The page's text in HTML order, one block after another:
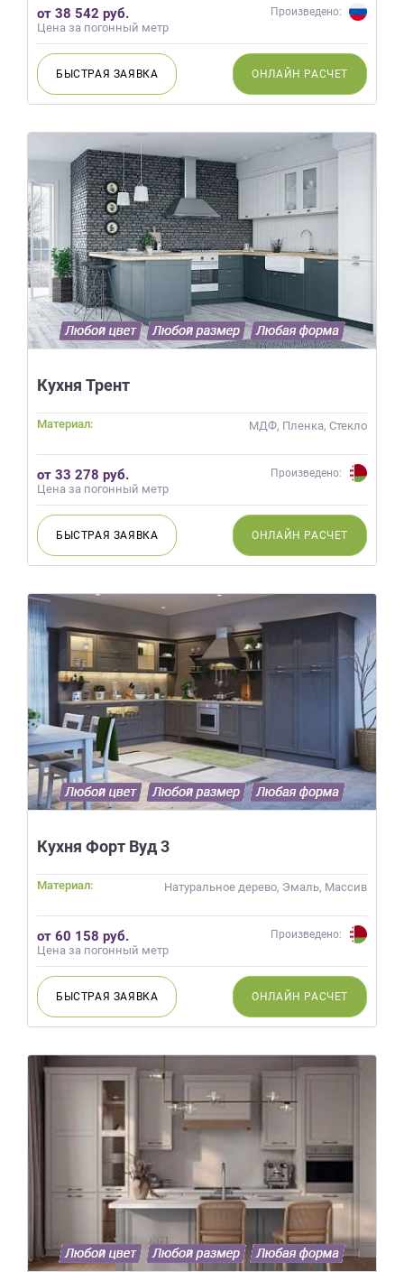
от 38 542 руб.
Цена за погонный метр
Произведено:
БЫСТРАЯ ЗАЯВКА ОНЛАЙН РАСЧЕТ
Кухня Трент
Материал: МДФ, Пленка, Стекло
от 33 278 руб.
Цена за погонный метр
Произведено:
БЫСТРАЯ ЗАЯВКА ОНЛАЙН РАСЧЕТ
Кухня Форт Вуд 3
Материал: Натуральное дерево, Эмаль, Массив
от 60 158 руб.
Цена за погонный метр
Произведено:
БЫСТРАЯ ЗАЯВКА ОНЛАЙН РАСЧЕТ